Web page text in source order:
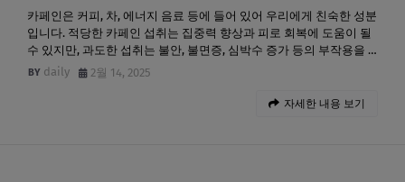
카페인은 커피, 차, 에너지 음료 등에 들어 있어 우리에게 친숙한 성분
입니다. 적당한 카페인 섭취는 집중력 향상과 피로 회복에 도움이 될
수 있지만, 과도한 섭취는 불안, 불면증, 심박수 증가 등의 부작용을 …
daily
2월 14, 2025
자세한 내용 보기